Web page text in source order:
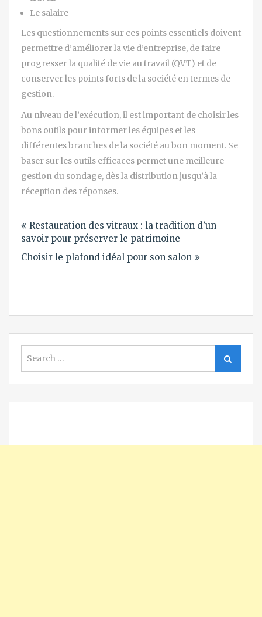
Le salaire
Les questionnements sur ces points essentiels doivent
permettre d’améliorer la vie d’entreprise, de faire
progresser la qualité de vie au travail (QVT) et de
conserver les points forts de la société en termes de
gestion.
Au niveau de l’exécution, il est important de choisir les
bons outils pour informer les équipes et les
différentes branches de la société au bon moment. Se
baser sur les outils efficaces permet une meilleure
gestion du sondage, dès la distribution jusqu’à la
réception des réponses.
de
l’article
Restauration des vitraux : la tradition d’un
savoir pour préserver le patrimoine
Choisir le plafond idéal pour son salon
for:
Search